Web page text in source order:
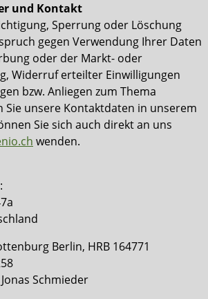
und Kontakt
Sperrung oder Löschung
gegen Verwendung Ihrer Daten
oder der Markt- oder
Widerruf erteilter Einwilligungen
bzw. Anliegen zum Thema
Sie unsere Kontaktdaten in unserem
Sie sich auch direkt an uns
wenden.
Berlin, HRB 164771
Schmieder